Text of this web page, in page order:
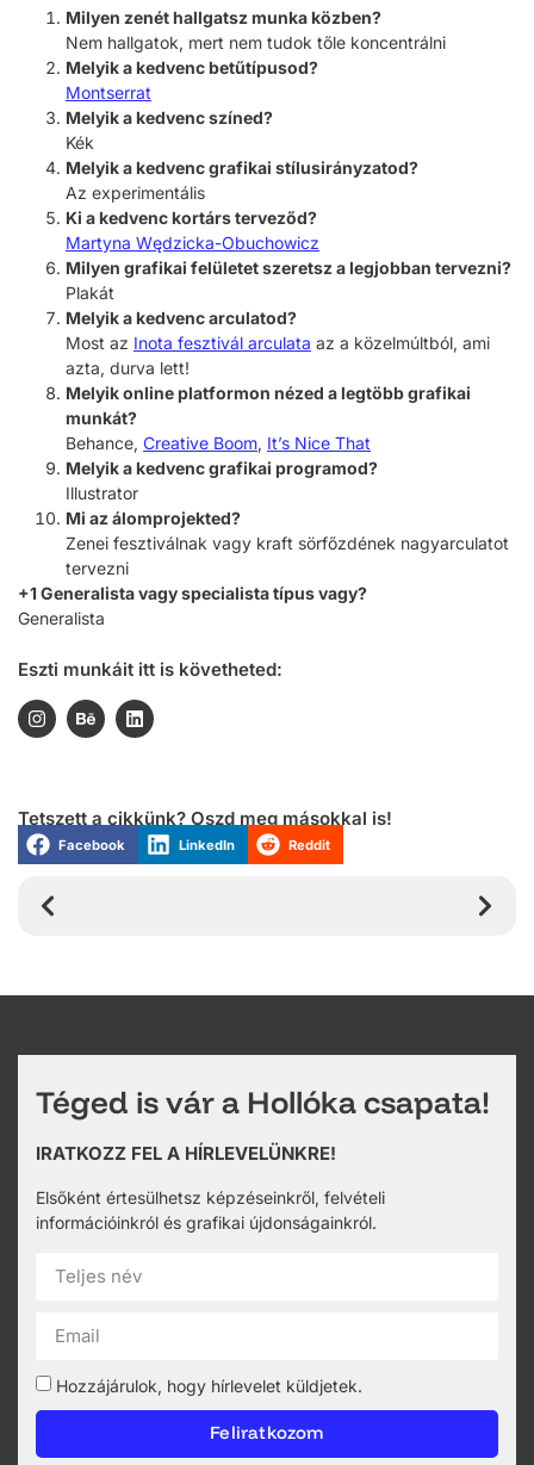
Milyen zenét hallgatsz munka közben?
Nem hallgatok, mert nem tudok tőle koncentrálni
Melyik a kedvenc betűtípusod?
Montserrat
Melyik a kedvenc színed?
Kék
Melyik a kedvenc grafikai stílusirányzatod?
Az experimentális
Ki a kedvenc kortárs terveződ?
Martyna Wędzicka-Obuchowicz
Milyen grafikai felületet szeretsz a legjobban tervezni?
Plakát
Melyik a kedvenc arculatod?
Most az Inota fesztivál arculata az a közelmúltból, ami
azta, durva lett!
Melyik online platformon nézed a legtöbb grafikai
munkát?
Behance, Creative Boom, It’s Nice That
Melyik a kedvenc grafikai programod?
Illustrator
Mi az álomprojekted?
Zenei fesztiválnak vagy kraft sörfőzdének nagyarculatot
tervezni
+1 Generalista vagy specialista típus vagy?
Generalista
Eszti munkáit itt is követheted:
Tetszett a cikkünk? Oszd meg másokkal is!
Facebook LinkedIn Reddit
Téged is vár a Hollóka csapata!
IRATKOZZ FEL A HÍRLEVELÜNKRE!
Elsőként értesülhetsz képzéseinkről, felvételi
információinkról és grafikai újdonságainkról.
Hozzájárulok, hogy hírlevelet küldjetek.
Feliratkozom